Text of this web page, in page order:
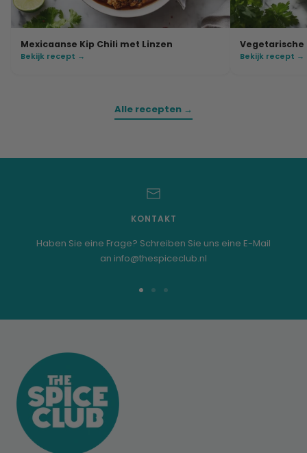
Mexicaanse Kip Chili met Linzen
Bekijk recept →
Vegetarische
Bekijk recept →
Alle recepten →
KONTAKT
Haben Sie eine Frage? Schreiben Sie uns eine E-Mail
an info@thespiceclub.nl